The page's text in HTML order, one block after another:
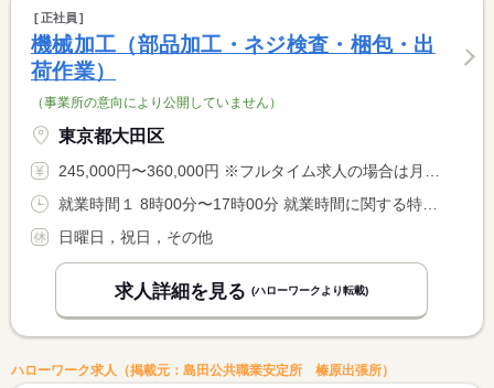
正社員
機械加工（部品加工・ネジ検査・梱包・出
荷作業）
（事業所の意向により公開していません）
東京都大田区
245,000円〜360,000円 ※フルタイム求人の場合は月額（換算額）、パート求人の場合は時間額を表示しています。
就業時間１ 8時00分〜17時00分 就業時間に関する特記事項 ＊休憩時間： <BR> 昼４５分／１０：００、１５：００ 各１５分（合計７５分）
日曜日，祝日，その他
求人詳細を見る (ハローワークより転載)
ハローワーク求人（掲載元：島田公共職業安定所 榛原出張所）